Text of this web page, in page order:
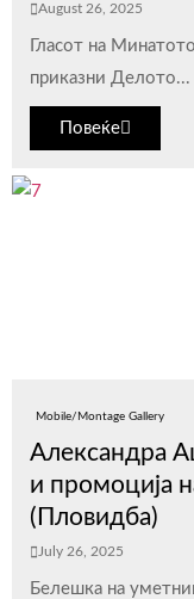
August 26, 2025
Гласот на
приказни Делото...
Повеќе
Mobile/Montage Gallery
Александра
и промоција
(Пловидба)
July 26, 2025
Белешка на